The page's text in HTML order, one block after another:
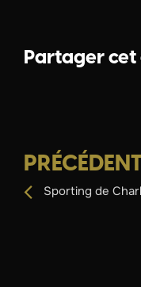
Partager
Sporting de